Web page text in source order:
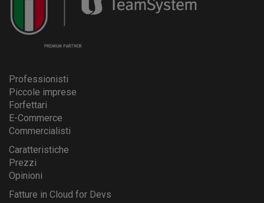
Professionisti
Piccole imprese
Forfettari
E-Commerce
Commercialisti
Caratteristiche
Prezzi
Opinioni
Fatture in Cloud for Devs